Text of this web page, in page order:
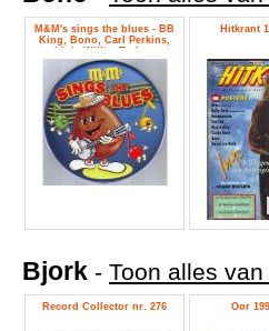
M&M's sings the blues - BB
King, Bono, Carl Perkins,
Little Willie, Torben
Johanson, Wilsons
Hitkrant
Bjork - Toon alles van
Record Collector nr. 276 Oor